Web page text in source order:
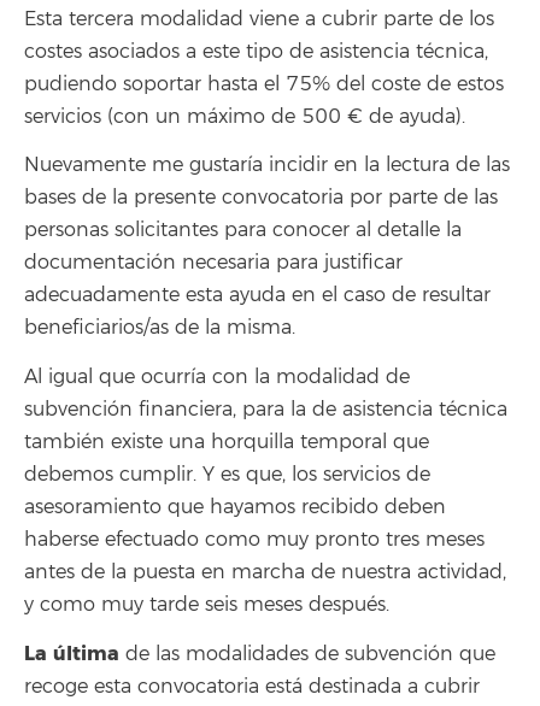
Esta tercera modalidad viene a cubrir parte de los
costes asociados a este tipo de asistencia técnica,
pudiendo soportar hasta el 75% del coste de estos
servicios (con un máximo de 500 € de ayuda).
Nuevamente me gustaría incidir en la lectura de las
bases de la presente convocatoria por parte de las
personas solicitantes para conocer al detalle la
documentación necesaria para justificar
adecuadamente esta ayuda en el caso de resultar
beneficiarios/as de la misma.
Al igual que ocurría con la modalidad de
subvención financiera, para la de asistencia técnica
también existe una horquilla temporal que
debemos cumplir. Y es que, los servicios de
asesoramiento que hayamos recibido deben
haberse efectuado como muy pronto tres meses
antes de la puesta en marcha de nuestra actividad,
y como muy tarde seis meses después.
La última de las modalidades de subvención que
recoge esta convocatoria está destinada a cubrir